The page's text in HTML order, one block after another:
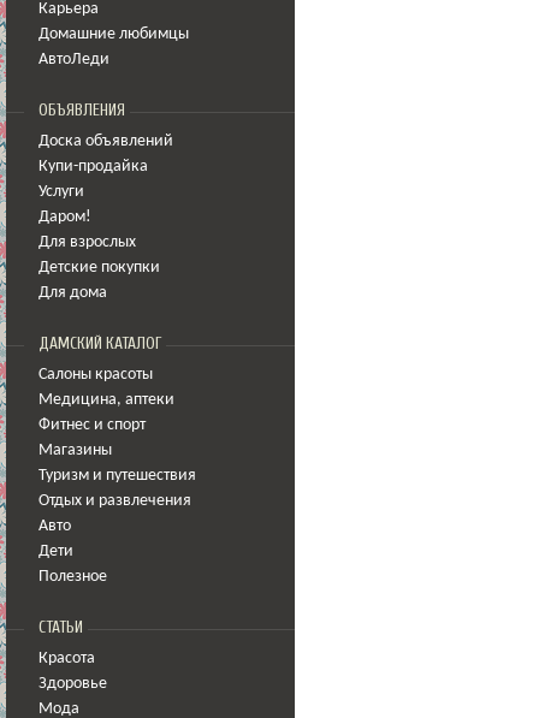
Карьера
Домашние любимцы
АвтоЛеди
ОБЪЯВЛЕНИЯ
Доска объявлений
Купи-продайка
Услуги
Даром!
Для взрослых
Детские покупки
Для дома
ДАМСКИЙ КАТАЛОГ
Салоны красоты
Медицина, аптеки
Фитнес и спорт
Магазины
Туризм и путешествия
Отдых и развлечения
Авто
Дети
Полезное
СТАТЬИ
Красота
Здоровье
Мода